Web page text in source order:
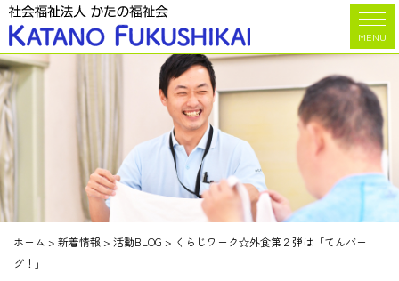
MENU
ホーム > 新着情報 > 活動BLOG > くらじワーク☆外食第２弾は「てんバー
グ！」